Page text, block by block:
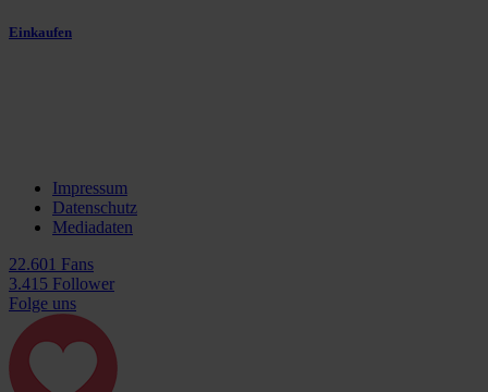
Einkaufen
Impressum
Datenschutz
Mediadaten
22.601 Fans
3.415 Follower
Folge uns